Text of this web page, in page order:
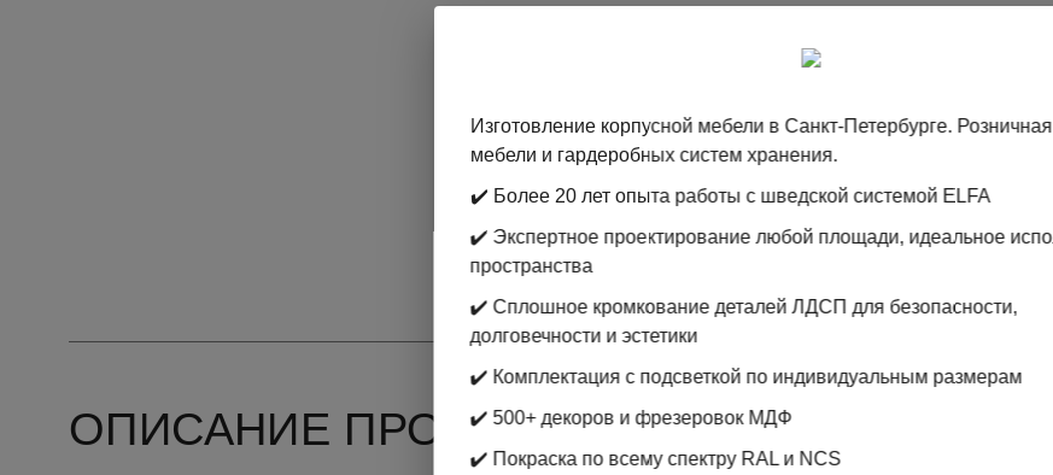
ОПИСАНИЕ ПРОДУКТА
Изготовление корпусной мебели в Санкт-Петербурге.
мебели и гардеробных систем хранения.
✔️ Более 20 лет опыта работы с шведской системой ELFA
✔️ Экспертное проектирование любой площади, идеальное
пространства
✔️ Сплошное кромкование деталей ЛДСП для безопасности,
долговечности и эстетики
✔️ Комплектация с подсветкой по индивидуальным размерам
✔️ 500+ декоров и фрезеровок МДФ
✔️ Покраска по всему спектру RAL и NCS